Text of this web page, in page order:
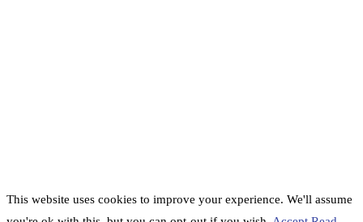
This website uses cookies to improve your experience. We'll assume